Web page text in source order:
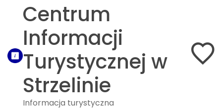
Centrum
Informacji
Turystycznej w
Strzelinie
Informacja turystyczna